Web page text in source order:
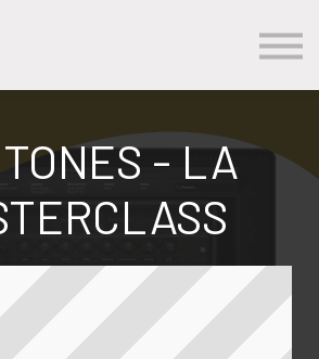
Se Connecter
- LA